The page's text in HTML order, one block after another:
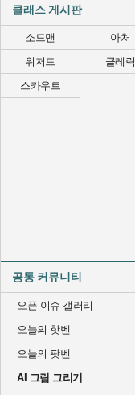
클래스 게시판
소드맨
아처
위저드
클레릭
스카우트
공통 커뮤니티
오픈 이슈 갤러리
오늘의 핫벤
오늘의 팟벤
AI 그림 그리기